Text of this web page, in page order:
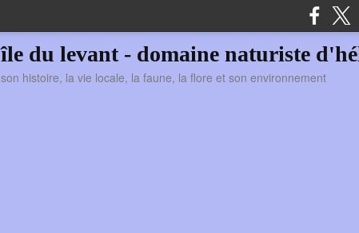
île du levant - domaine naturiste
son histoire, la vie locale, la faune, la flore et son environnement